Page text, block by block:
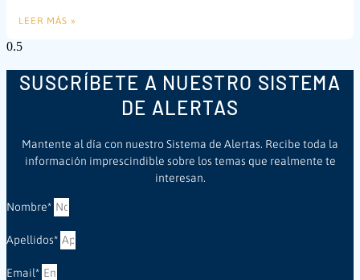
LEER MÁS »
SUSCRÍBETE A NUESTRO SISTEMA
DE ALERTAS
Mantente al día con nuestro Sistema de Alertas. Recibe toda la
información imprescindible sobre los temas que realmente te
interesan.
Nombre*
Apellidos*
Email*